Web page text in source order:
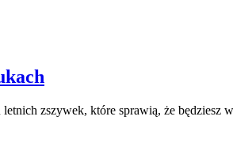
zszywek, które sprawią, że będziesz